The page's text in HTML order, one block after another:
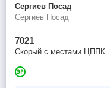
Сергиев Посад
Сергиев Посад
7021
Скорый с местами ЦППК